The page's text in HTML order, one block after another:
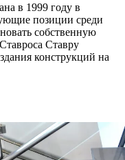
в 1999 году в
позиции среди
собственную
Ставру
конструкций на